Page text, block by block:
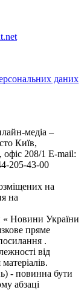
даних
медіа –
Київ,
208/1 E-mail:
205-43-00
на
на
« Новини України
пряме
.
від
- повинна бути
абзаці